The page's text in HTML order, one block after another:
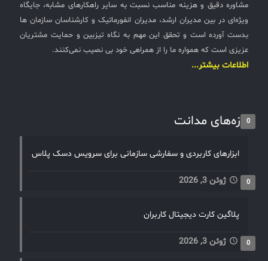
مشاوره دقیق و هزینه مناسب نسبت به سایر راهکارهای مشابه، جایگاه
ویژه‌ای در بین مدیران ارشد، مدیران انفورماتیک و کارشناسان سازمان ها
بدست آورده است و تحقق این مهم به نگاه تیزبین و حمایت مشتریان
عزیزی است که همواره ما را از همراهی خود بی نصیب نمی‌کنند.
اطلاعات بیشتر...
تازه‌های مدانت0
ابزارهای کاربردی و سفارشی سازمانی برای سرویس دسک پلاس
ژوئن 3, 2026 0
پلاگین کارت دیجیتال کاربران
ژوئن 3, 2026 0